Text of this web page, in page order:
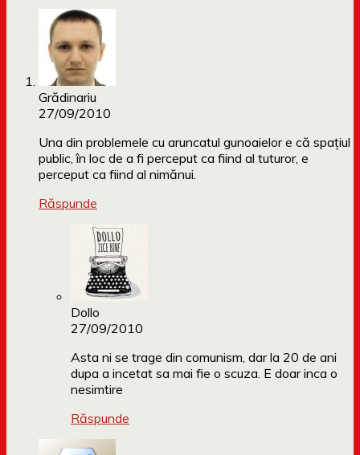
Grădinariu
27/09/2010
Una din problemele cu aruncatul gunoaielor e că spaţiul
public, în loc de a fi perceput ca fiind al tuturor, e
perceput ca fiind al nimănui.
Răspunde
Dollo
27/09/2010
Asta ni se trage din comunism, dar la 20 de ani
dupa a incetat sa mai fie o scuza. E doar inca o
nesimtire
Răspunde